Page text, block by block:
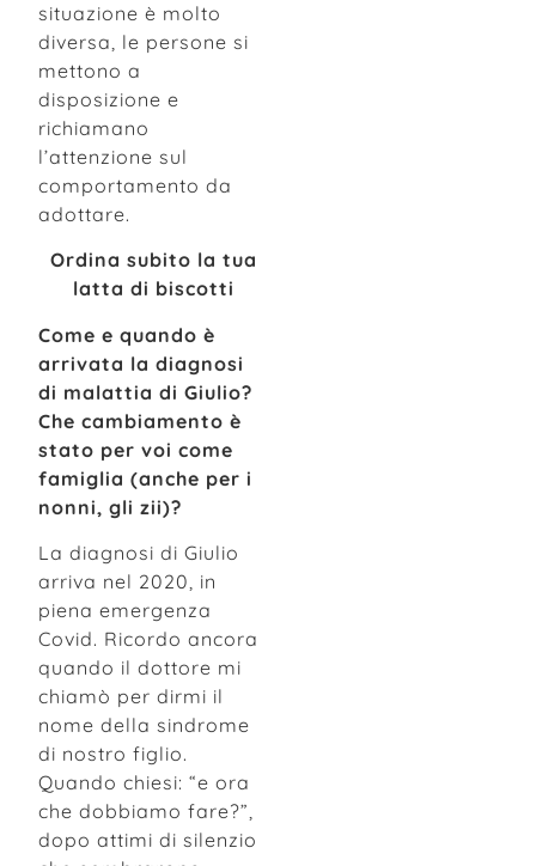
situazione è molto
diversa, le persone si
mettono a
disposizione e
richiamano
l’attenzione sul
comportamento da
adottare.
Ordina subito la tua
latta di biscotti
Come e quando è
arrivata la diagnosi
di malattia di Giulio?
Che cambiamento è
stato per voi come
famiglia (anche per i
nonni, gli zii)?
La diagnosi di Giulio
arriva nel 2020, in
piena emergenza
Covid. Ricordo ancora
quando il dottore mi
chiamò per dirmi il
nome della sindrome
di nostro figlio.
Quando chiesi: “e ora
che dobbiamo fare?”,
dopo attimi di silenzio